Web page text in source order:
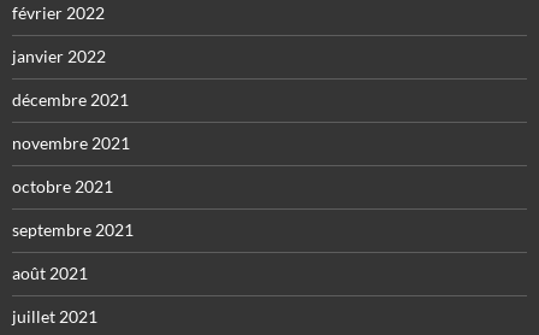
février 2022
janvier 2022
décembre 2021
novembre 2021
octobre 2021
septembre 2021
août 2021
juillet 2021